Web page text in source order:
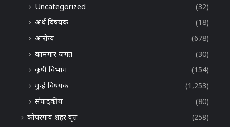
Uncategorized
(32)
अर्थ विषयक
(18)
आरोग्य
(678)
कामगार जगत
(30)
कृषी विभाग
(154)
गुन्हे विषयक
(1,253)
संपादकीय
(80)
कोपरगाव शहर वृत्त
(258)